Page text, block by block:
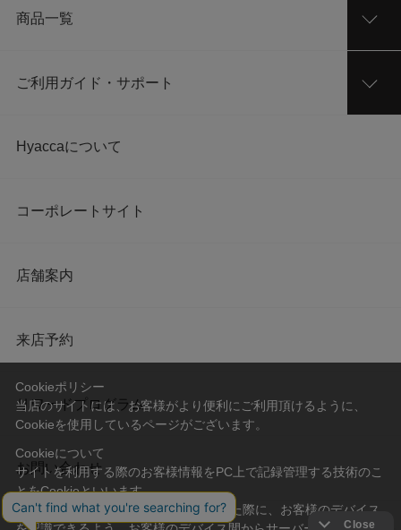
商品一覧
ご利用ガイド・サポート
Hyaccaについて
コーポレートサイト
店舗案内
来店予約
リワードプログラム
お問い合わせ
Cookieポリシー
当店のサイトには、お客様がより便利にご利用頂けるように、
Cookieを使用しているページがございます。
Cookieについて
サイトを利用する際のお客様情報をPC上で記録管理する技術のこ
とをCookieといいます。
Cookieはお客様がサイトを再訪問された際に、お客様のデバイス